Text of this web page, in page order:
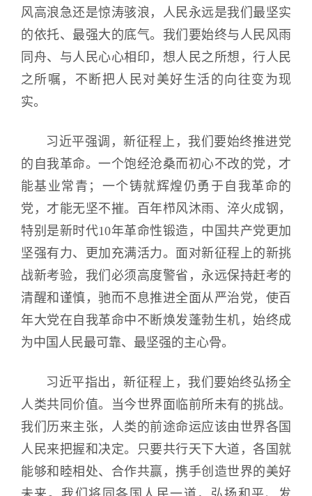
风高浪急还是惊涛骇浪，人民永远是我们最坚实
的依托、最强大的底气。我们要始终与人民风雨
同舟、与人民心心相印，想人民之所想，行人民
之所嘱，不断把人民对美好生活的向往变为现
实。
习近平强调，新征程上，我们要始终推进党
的自我革命。一个饱经沧桑而初心不改的党，才
能基业常青；一个铸就辉煌仍勇于自我革命的
党，才能无坚不摧。百年栉风沐雨、淬火成钢，
特别是新时代10年革命性锻造，中国共产党更加
坚强有力、更加充满活力。面对新征程上的新挑
战新考验，我们必须高度警省，永远保持赶考的
清醒和谨慎，驰而不息推进全面从严治党，使百
年大党在自我革命中不断焕发蓬勃生机，始终成
为中国人民最可靠、最坚强的主心骨。
习近平指出，新征程上，我们要始终弘扬全
人类共同价值。当今世界面临前所未有的挑战。
我们历来主张，人类的前途命运应该由世界各国
人民来把握和决定。只要共行天下大道，各国就
能够和睦相处、合作共赢，携手创造世界的美好